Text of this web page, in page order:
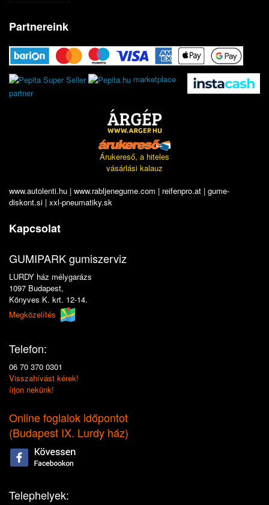
Partnereink
marketplace
partner
Árukereső, a hiteles
vásárlási kalauz
www.autolenti.hu | www.rabljenegume.com | reifenpro.at | gume-
diskont.si | xxl-pneumatiky.sk
Kapcsolat
GUMIPARK gumiszerviz
LURDY ház mélygarázs
1097 Budapest,
Könyves K. krt. 12-14.
Megközelítés
Telefon:
06 70 370 0301
Visszahívást kérek!
írjon nekünk!
Online foglalok időpontot
(Budapest IX. Lurdy ház)
Telephelyek: